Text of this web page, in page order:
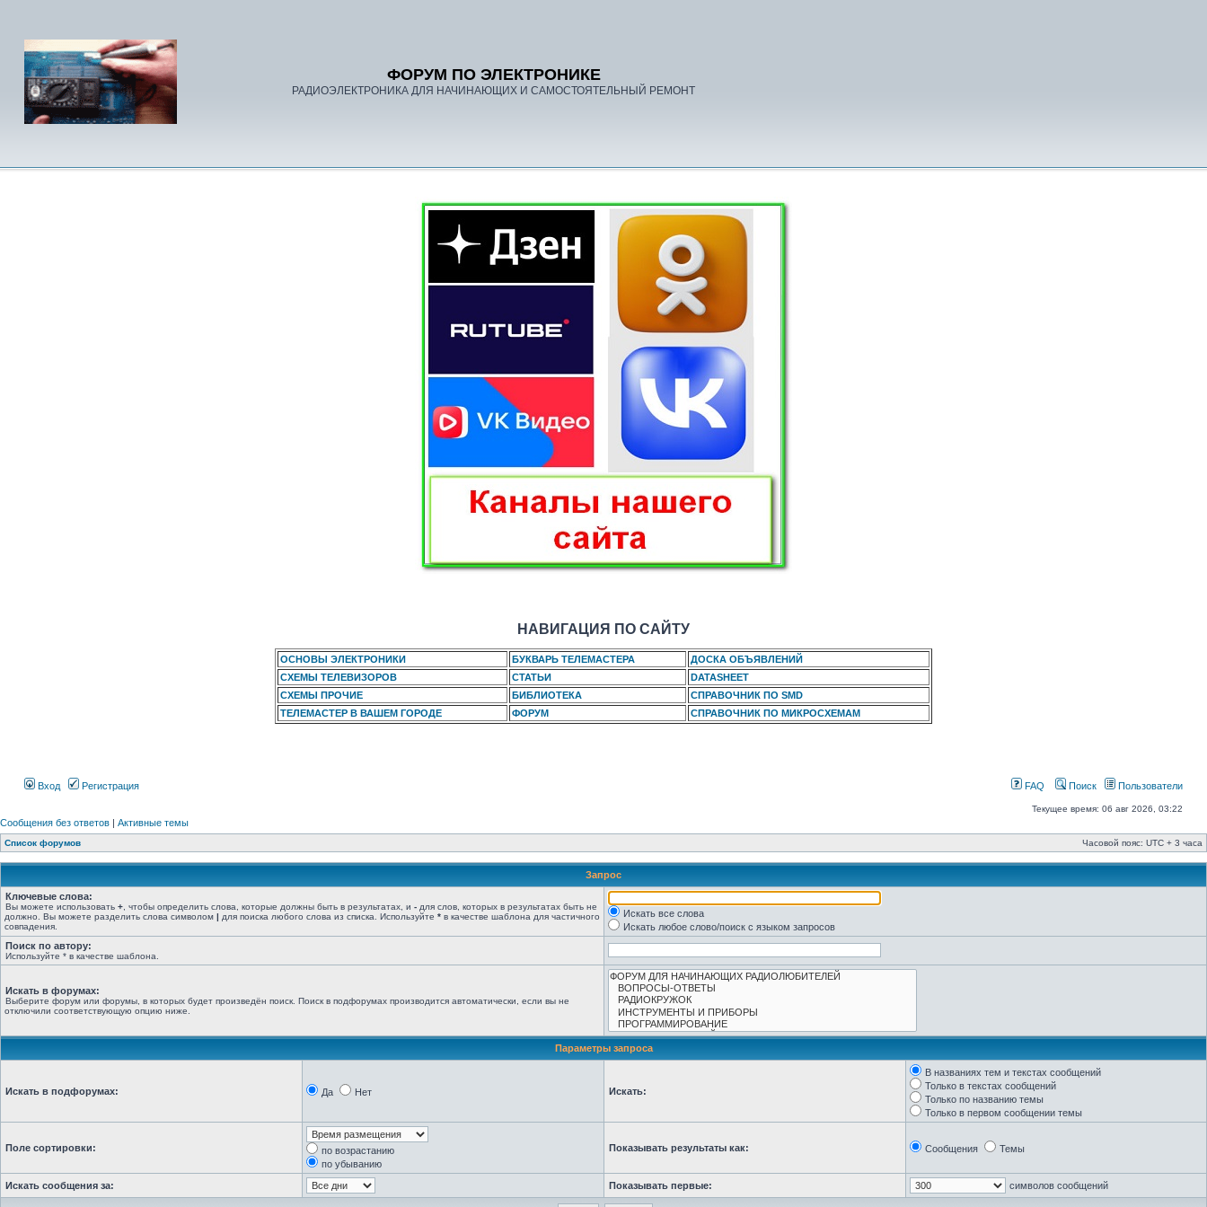
ФОРУМ ПО ЭЛЕКТРОНИКЕ
РАДИОЭЛЕКТРОНИКА ДЛЯ НАЧИНАЮЩИХ И САМОСТОЯТЕЛЬНЫЙ РЕМОНТ
НАВИГАЦИЯ ПО САЙТУ
ОСНОВЫ ЭЛЕКТРОНИКИ БУКВАРЬ ТЕЛЕМАСТЕРА
ДОСКА ОБЪЯВЛЕНИЙ
СХЕМЫ ТЕЛЕВИЗОРОВ
СТАТЬИ
DATASHEET
СХЕМЫ ПРОЧИЕ
БИБЛИОТЕКА
СПРАВОЧНИК ПО SMD
ТЕЛЕМАСТЕР В ВАШЕМ ГОРОДЕ
ФОРУМ СПРАВОЧНИК ПО МИКРОСХЕМАМ
Вход Регистрация FAQ Поиск Пользователи
Текущее время: 06 авг 2026, 03:22
Сообщения без ответов | Активные темы
Список форумов Часовой пояс: UTC + 3 часа
Запрос
Ключевые слова:
Вы можете использовать + , чтобы определить слова, которые должны быть в результатах, и - для слов, которых в результатах быть не
должно. Вы можете разделить слова символом | для поиска любого слова из списка. Используйте * в качестве шаблона для частичного
совпадения.
Искать все слова
Искать любое слово/поиск с языком запросов
Поиск по автору:
Используйте * в качестве шаблона.
Искать в форумах:
Выберите форум или форумы, в которых будет произведён поиск. Поиск в подфорумах производится автоматически, если вы не
отключили соответствующую опцию ниже.
Параметры запроса
Искать в подфорумах: Да Нет Искать:
В названиях тем и текстах сообщений
Только в текстах сообщений
Только по названию темы
Только в первом сообщении темы
Поле сортировки:
по возрастанию
по убыванию
Показывать результаты как: Сообщения Темы
Искать сообщения за: Показывать первые: символов сообщений